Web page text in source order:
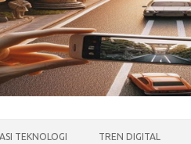
TEKNOLOGI TREN DIGITAL